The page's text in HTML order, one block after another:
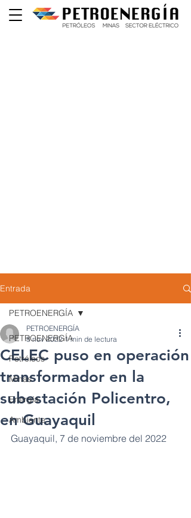
Entrada
PETROENERGÍA
Petróleos
Minas
Energía
Ambiente
PETROENERGÍA
CELEC puso en operación
transformador en la
subestación Policentro,
en Guayaquil
PETROENERGÍA
8 nov 2022 1 min de lectura
Guayaquil, 7 de noviembre del 2022